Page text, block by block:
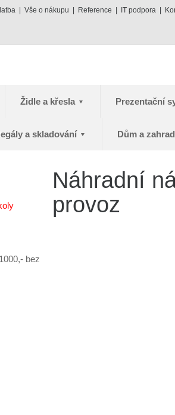
Vše o nákupu Reference IT podpora
Židle a křesla Prezentační
a skladování Dům a
bez
Náhradní
provoz